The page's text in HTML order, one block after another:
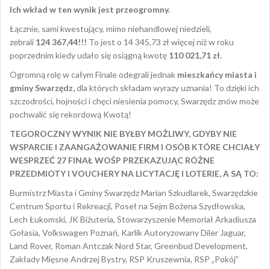
Ich wkład w ten wynik jest przeogromny.
Łącznie, sami kwestujący, mimo niehandlowej niedzieli,
zebrali 124 367,44!!! To jest o 14 345,73 zł więcej niż w roku
poprzednim kiedy udało się osiągną kwotę 110 021,71 zł.
Ogromną rolę w całym Finale odegrali jednak mieszkańcy miasta i
gminy Swarzędz,dla których składam wyrazy uznania! To dzięki ich
szczodrości, hojności i chęci niesienia pomocy, Swarzędz znów może
pochwalić się rekordową Kwotą!
TEGOROCZNY WYNIK NIE BYŁBY MOŻLIWY, GDYBY NIE
WSPARCIE I ZAANGAŻOWANIE FIRM I OSÓB KTÓRE CHCIAŁY
WESPRZEĆ 27 FINAŁ WOŚP PRZEKAZUJĄC RÓŻNE
PRZEDMIOTY I VOUCHERY NA LICYTACJĘ I LOTERIE, A SĄ TO:
Burmistrz Miasta i Gminy Swarzędz Marian Szkudlarek, Swarzędzkie
Centrum Sportu i Rekreacji, Poseł na Sejm Bożena Szydłowska,
Lech Łukomski, JK Biżuteria, Stowarzyszenie Memoriał Arkadiusza
Gołasia, Volkswagen Poznań, Karlik Autoryzowany Diler Jaguar,
Land Rover, Roman Antczak Nord Star, Greenbud Development,
Zakłady Mięsne Andrzej Bystry, RSP Kruszewnia, RSP „Pokój”